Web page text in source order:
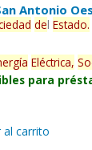
Antonio
delEstado.
Eléctrica,
para
al carrito